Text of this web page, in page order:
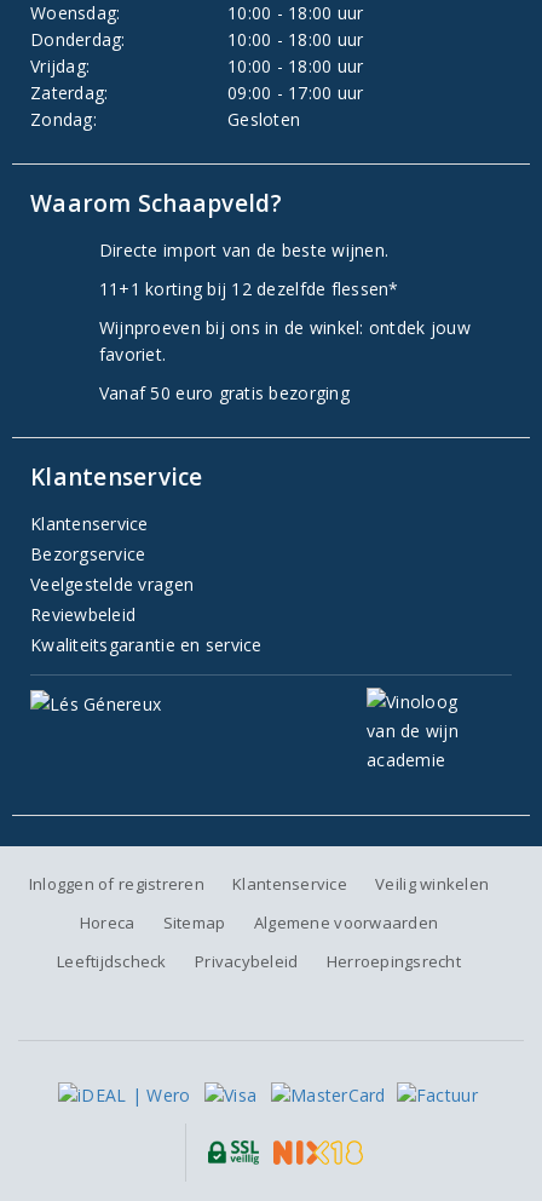
Woensdag:
10:00 - 18:00 uur
Donderdag:
10:00 - 18:00 uur
Vrijdag:
10:00 - 18:00 uur
Zaterdag:
09:00 - 17:00 uur
Zondag:
Gesloten
Waarom Schaapveld?
Directe import van de beste wijnen.
11+1 korting bij 12 dezelfde flessen*
Wijnproeven bij ons in de winkel: ontdek jouw
favoriet.
Vanaf 50 euro gratis bezorging
Klantenservice
Klantenservice
Bezorgservice
Veelgestelde vragen
Reviewbeleid
Kwaliteitsgarantie en service
Inloggen of registreren Klantenservice
Veilig winkelen
Horeca
Sitemap
Algemene voorwaarden
Leeftijdscheck
Privacybeleid Herroepingsrecht